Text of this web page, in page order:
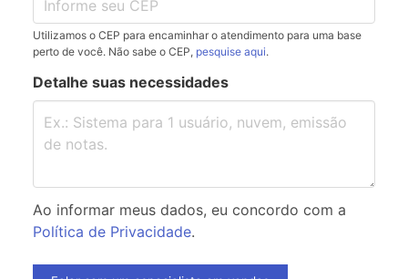
Utilizamos o CEP para encaminhar o atendimento para uma base
perto de você. Não sabe o CEP, pesquise aqui.
Detalhe suas necessidades
Ao informar meus dados, eu concordo com a
Política de Privacidade.